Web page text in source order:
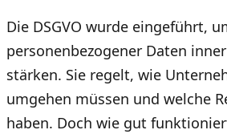
Die DSGVO wurde eingeführt,
personenbezogener Daten
stärken. Sie regelt, wie
umgehen müssen und welche
haben. Doch wie gut